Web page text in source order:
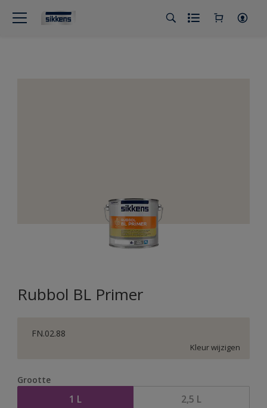
Rubbol BL Primer
FN.02.88
Kleur wijzigen
Grootte
1 L 2,5 L